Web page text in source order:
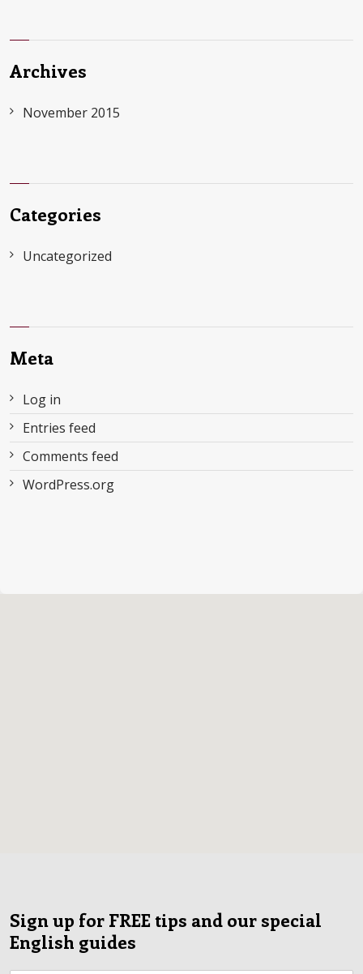
Archives
November 2015
Categories
Uncategorized
Meta
Log in
Entries feed
Comments feed
WordPress.org
Sign up for FREE tips and our special
English guides